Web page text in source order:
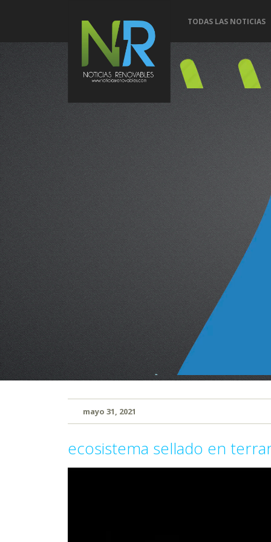
TODAS LAS NOTICIAS
mayo 31, 2021
ecosistema sellado en